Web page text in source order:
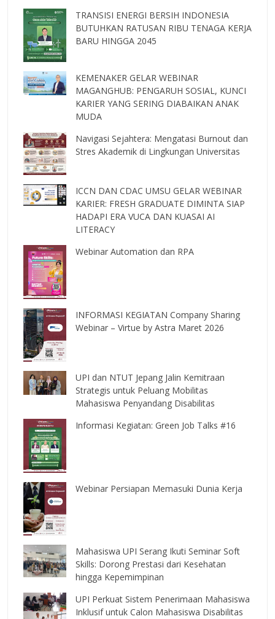
TRANSISI ENERGI BERSIH INDONESIA
BUTUHKAN RATUSAN RIBU TENAGA KERJA
BARU HINGGA 2045
KEMENAKER GELAR WEBINAR
MAGANGHUB: PENGARUH SOSIAL, KUNCI
KARIER YANG SERING DIABAIKAN ANAK
MUDA
Navigasi Sejahtera: Mengatasi Burnout dan
Stres Akademik di Lingkungan Universitas
ICCN DAN CDAC UMSU GELAR WEBINAR
KARIER: FRESH GRADUATE DIMINTA SIAP
HADAPI ERA VUCA DAN KUASAI AI
LITERACY
Webinar Automation dan RPA
INFORMASI KEGIATAN Company Sharing
Webinar – Virtue by Astra Maret 2026
UPI dan NTUT Jepang Jalin Kemitraan
Strategis untuk Peluang Mobilitas
Mahasiswa Penyandang Disabilitas
Informasi Kegiatan: Green Job Talks #16
Webinar Persiapan Memasuki Dunia Kerja
Mahasiswa UPI Serang Ikuti Seminar Soft
Skills: Dorong Prestasi dari Kesehatan
hingga Kepemimpinan
UPI Perkuat Sistem Penerimaan Mahasiswa
Inklusif untuk Calon Mahasiswa Disabilitas